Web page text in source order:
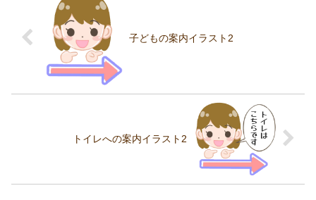
子どもの案内イラスト2
トイレへの案内イラスト2